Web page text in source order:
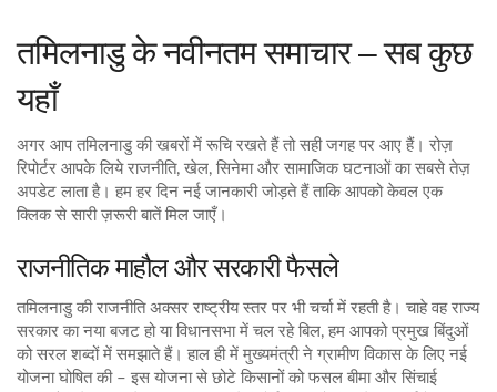
तमिलनाडु के नवीनतम समाचार – सब कुछ
यहाँ
अगर आप तमिलनाडु की खबरों में रूचि रखते हैं तो सही जगह पर आए हैं। रोज़
रिपोर्टर आपके लिये राजनीति, खेल, सिनेमा और सामाजिक घटनाओं का सबसे तेज़
अपडेट लाता है। हम हर दिन नई जानकारी जोड़ते हैं ताकि आपको केवल एक
क्लिक से सारी ज़रूरी बातें मिल जाएँ।
राजनीतिक माहौल और सरकारी फैसले
तमिलनाडु की राजनीति अक्सर राष्ट्रीय स्तर पर भी चर्चा में रहती है। चाहे वह राज्य
सरकार का नया बजट हो या विधानसभा में चल रहे बिल, हम आपको प्रमुख बिंदुओं
को सरल शब्दों में समझाते हैं। हाल ही में मुख्यमंत्री ने ग्रामीण विकास के लिए नई
योजना घोषित की – इस योजना से छोटे किसानों को फसल बीमा और सिंचाई